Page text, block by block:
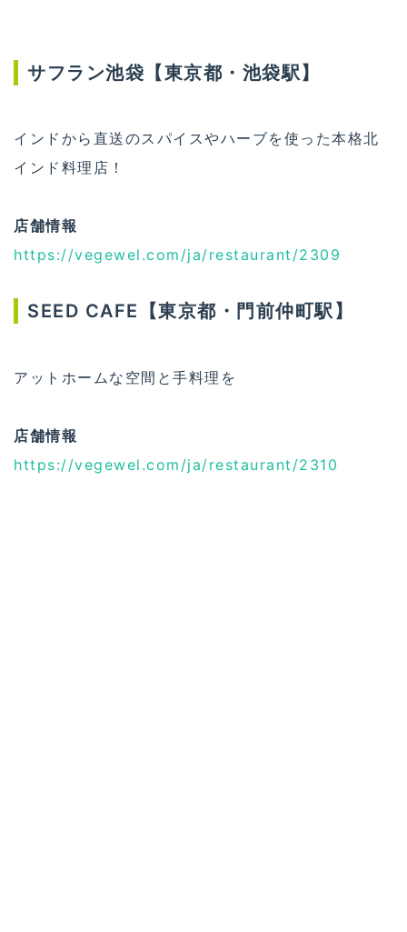
サフラン池袋【東京都・池袋駅】
インドから直送のスパイスやハーブを使った本格北
インド料理店！
店舗情報
https://vegewel.com/ja/restaurant/2309
SEED CAFE【東京都・門前仲町駅】
アットホームな空間と手料理を
店舗情報
https://vegewel.com/ja/restaurant/2310